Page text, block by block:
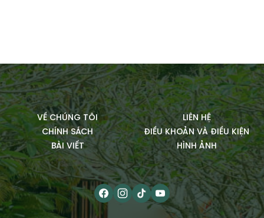
VỀ CHÚNG TÔI
LIÊN HỆ
CHÍNH SÁCH
ĐIỀU KHOẢN VÀ ĐIỀU KIỆN
BÀI VIẾT
HÌNH ẢNH